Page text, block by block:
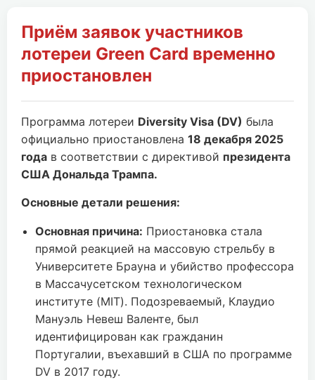
Приём заявок участников
лотереи Green Card временно
приостановлен
Программа лотереи Diversity Visa (DV) была
официально приостановлена 18 декабря 2025
года в соответствии с директивой президента
США Дональда Трампа.
Основные детали решения:
Основная причина: Приостановка стала
прямой реакцией на массовую стрельбу в
Университете Брауна и убийство профессора
в Массачусетском технологическом
институте (MIT). Подозреваемый, Клаудио
Мануэль Невеш Валенте, был
идентифицирован как гражданин
Португалии, въехавший в США по программе
DV в 2017 году.